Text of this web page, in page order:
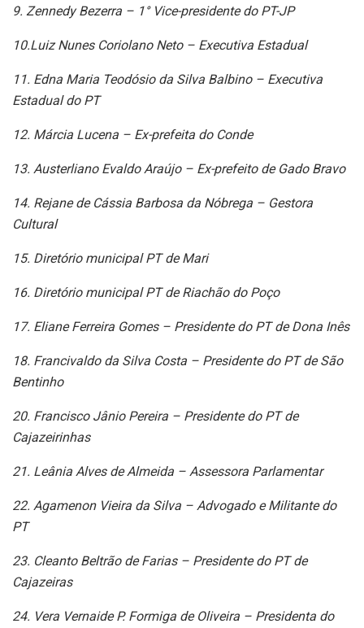
9. Zennedy Bezerra – 1° Vice-presidente do PT-JP
10.Luiz Nunes Coriolano Neto – Executiva Estadual
11. Edna Maria Teodósio da Silva Balbino – Executiva
Estadual do PT
12. Márcia Lucena – Ex-prefeita do Conde
13. Austerliano Evaldo Araújo – Ex-prefeito de Gado Bravo
14. Rejane de Cássia Barbosa da Nóbrega – Gestora
Cultural
15. Diretório municipal PT de Mari
16. Diretório municipal PT de Riachão do Poço
17. Eliane Ferreira Gomes – Presidente do PT de Dona Inês
18. Francivaldo da Silva Costa – Presidente do PT de São
Bentinho
20. Francisco Jânio Pereira – Presidente do PT de
Cajazeirinhas
21. Leânia Alves de Almeida – Assessora Parlamentar
22. Agamenon Vieira da Silva – Advogado e Militante do
PT
23. Cleanto Beltrão de Farias – Presidente do PT de
Cajazeiras
24. Vera Vernaide P. Formiga de Oliveira – Presidenta do